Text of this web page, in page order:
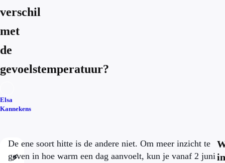
verschil
met
de
gevoelstemperatuur?
Elsa
Kannekens
⚡
De ene soort hitte is de andere niet. Om meer inzicht te
geven in hoe warm een dag aanvoelt, kun je vanaf 2 juni